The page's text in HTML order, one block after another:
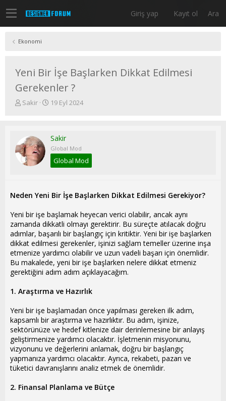
Giriş yap Kayıt ol Ara
Ekonomi
Yeni Bir İşe Başlarken Dikkat Edilmesi
Gerekenler ?
K
u
b
a
a
a
n
Sakir
B
a
n
g
ı
a
h
i
19 Eyl 2024
Sakir
Global Mod
Global Mod
Neden Yeni Bir İşe Başlarken Dikkat Edilmesi Gerekiyor?
Yeni bir işe başlamak heyecan verici olabilir, ancak aynı
zamanda dikkatli olmayı gerektirir. Bu süreçte atılacak doğru
adımlar, başarılı bir başlangıç için kritiktir. Yeni bir işe başlarken
dikkat edilmesi gerekenler, işinizi sağlam temeller üzerine inşa
etmenize yardımcı olabilir ve uzun vadeli başarı için önemlidir.
Bu makalede, yeni bir işe başlarken nelere dikkat etmeniz
gerektiğini adım adım açıklayacağım.
1. Araştırma ve Hazırlık
Yeni bir işe başlamadan önce yapılması gereken ilk adım,
kapsamlı bir araştırma ve hazırlıktır. Bu adım, işinize,
sektörünüze ve hedef kitlenize dair derinlemesine bir anlayış
geliştirmenize yardımcı olacaktır. İşletmenin misyonunu,
vizyonunu ve değerlerini anlamak, doğru bir başlangıç
yapmanıza yardımcı olacaktır. Ayrıca, rekabeti, pazarı ve
tüketici davranışlarını analiz etmek de önemlidir.
2. Finansal Planlama ve Bütçe